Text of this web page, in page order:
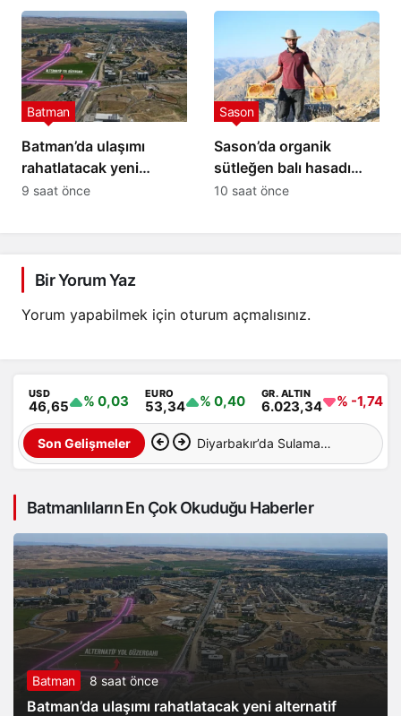
etkilenecek yerler
Batman’da ulaşımı
rahatlatacak yeni
alternatif bağlantı yolu
Batman
9 saat önce
Sason’da organik
sütleğen balı hasadı
gerçekleştirildi
Sason
10 saat önce
Bir Yorum Yaz
Yorum yapabilmek için oturum açmalısınız.
USD
46,65 % 0,03 EURO
53,34 % 0,40 GR. ALTIN
6.023,34 % -1,74
Son Gelişmeler Diyarbakır’da Sulama
Hayatını Kaybetti
Batmanlıların En Çok Okuduğu Haberler
Batman 8 saat önce
Batman’da ulaşımı rahatlatacak yeni alternatif